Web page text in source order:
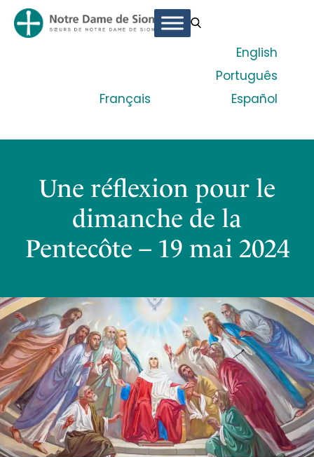
Français
English
Português
Español
Une réflexion pour le
dimanche de la
Pentecôte – 19 mai 2024